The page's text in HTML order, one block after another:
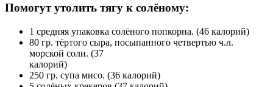
Помогут утолить тягу к солёному:
1 средняя упаковка солёного попкорна. (46 калорий)
80 гр. тёртого сыра, посыпанного четвертью ч.л.
морской соли. (37
калорий)
250 гр. супа мисо. (36 калорий)